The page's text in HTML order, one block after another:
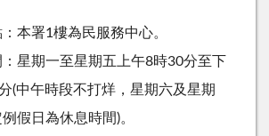
：本署1 樓為民服務中心。
：星期一至星期五上午8時30分至下
(中午時段不打烊，星期六及星期
例假日為休息時間)。